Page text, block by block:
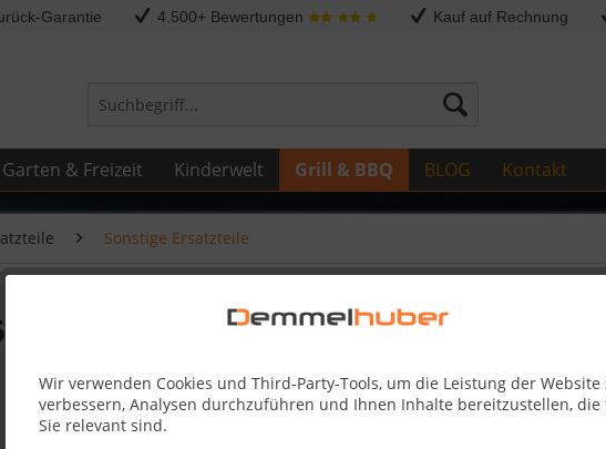
Garantie 4.500+ Bewertungen Kauf auf Rechnung
Garten & Freizeit Kinderwelt Grill & BBQ BLOG Kontakt
Wir verwenden Cookies und Third-Party-Tools, um die Leistung der Website
verbessern, Analysen durchzuführen und Ihnen Inhalte bereitzustellen,
Sie relevant sind.
Sonstige Ersatzteile
#N200-0089-GY1SG
Dieser